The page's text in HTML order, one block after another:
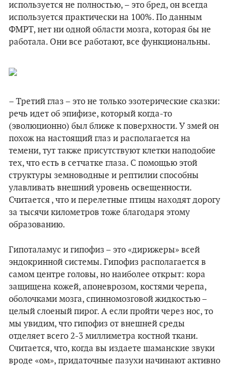
используется не полностью, – это бред, он всегда
используется практически на 100%. По данным
ФМРТ, нет ни одной области мозга, которая бы не
работала. Они все работают, все функциональны.
– Третий глаз – это не только эзотерические сказки:
речь идет об эпифизе, который когда-то
(эволюционно) был ближе к поверхности. У змей он
похож на настоящий глаз и располагается на
темени, тут также присутствуют клетки наподобие
тех, что есть в сетчатке глаза. С помощью этой
структуры земноводные и рептилии способны
улавливать внешний уровень освещенности.
Считается , что и перелетные птицы находят дорогу
за тысячи километров тоже благодаря этому
образованию.
Гипоталамус и гипофиз – это «дирижеры» всей
эндокринной системы. Гипофиз располагается в
самом центре головы, но наиболее открыт: кора
защищена кожей, апоневрозом, костями черепа,
оболочками мозга, спинномозговой жидкостью –
целый слоеный пирог. А если пройти через нос, то
мы увидим, что гипофиз от внешней среды
отделяет всего 2-3 миллиметра костной ткани.
Считается, что, когда вы издаете шаманские звуки
вроде «ом», придаточные пазухи начинают активно